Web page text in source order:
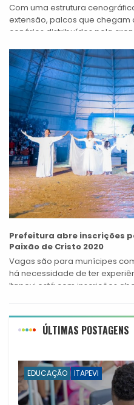
Com uma estrutura
extensão, palcos que chegam
cenários distribuídos pela
Prefeitura abre inscrições
Paixão de Cristo 2020
Vagas são para munícipes
há necessidade de ter
Itapevi está com inscrições
ÚLTIMAS POSTAGENS
EDUCAÇÃO ITAPEVI